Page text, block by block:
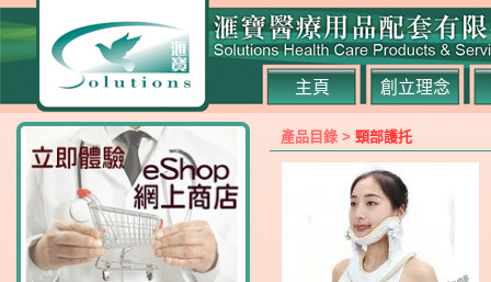
主頁 創立理念
產品目錄 > 頸部護托